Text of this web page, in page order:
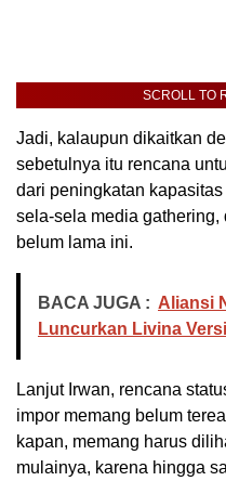
SCROLL TO
Jadi, kalaupun dikaitkan
sebetulnya itu rencana
dari peningkatan
sela-sela media
belum lama ini.
BACA JUGA : Aliansi
Luncurkan Livina
Lanjut Irwan, rencana
impor memang belum
kapan, memang harus
mulainya, karena hingga